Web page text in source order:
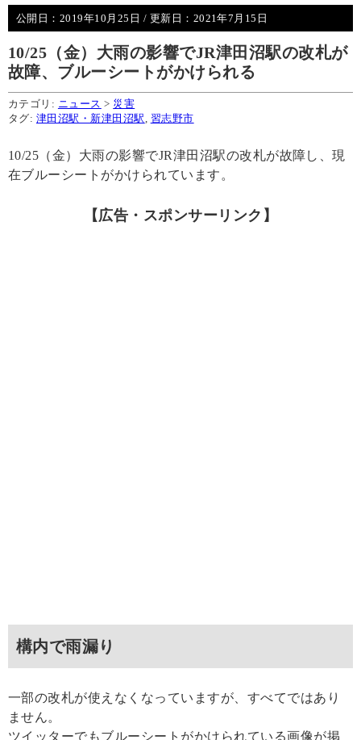
公開日： 2019年10月25日 / 更新日： 2021年7月15日
10/25（金）大雨の影響でJR津田沼駅の改札が
故障、ブルーシートがかけられる
カテゴリ: ニュース > 災害
タグ: 津田沼駅・新津田沼駅 習志野市
10/25（金）大雨の影響でJR津田沼駅の改札が故障し、現
在ブルーシートがかけられています。
【広告・スポンサーリンク】
構内で雨漏り
一部の改札が使えなくなっていますが、すべてではあり
ません。
ツイッターでもブルーシートがかけられている画像が掲